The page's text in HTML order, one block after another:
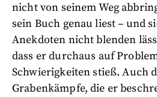
nicht von seinem Weg
sein Buch genau liest – und
Anekdoten nicht blenden
dass er durchaus auf
Schwierigkeiten stieß. Auch
Grabenkämpfe, die er